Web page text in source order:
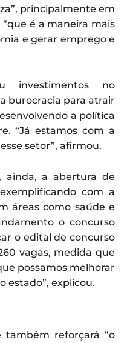
principalmente em
é a maneira mais
e gerar emprego e
investimentos no
burocracia para atrair
a política
“Já estamos com a
setor”, afirmou.
ainda, a abertura de
com a
áreas como saúde e
o concurso
o edital de concurso
vagas, medida que
possamos melhorar
estado”, explicou.
também reforçará “o